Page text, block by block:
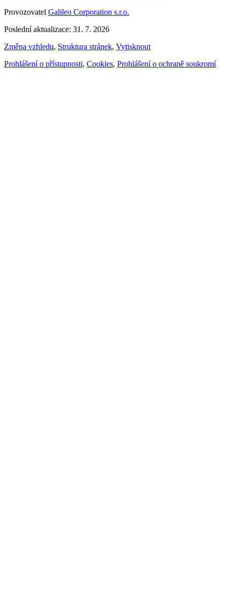
Provozovatel Galileo Corporation s.r.o.
Poslední aktualizace: 31. 7. 2026
Změna vzhledu, Struktura stránek, Vytisknout
Prohlášení o přístupnosti, Cookies, Prohlášení o ochraně soukromí